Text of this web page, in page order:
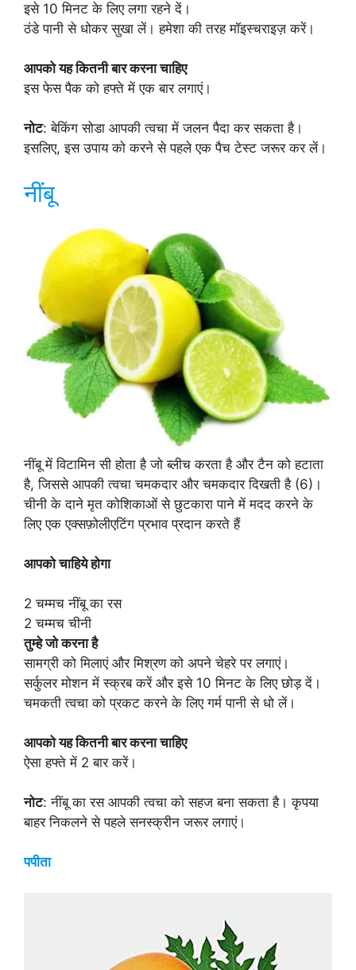
इसे 10 मिनट के लिए लगा रहने दें।
ठंडे पानी से धोकर सुखा लें। हमेशा की तरह मॉइस्चराइज़ करें।
आपको यह कितनी बार करना चाहिए
इस फेस पैक को हफ्ते में एक बार लगाएं।
नोट: बेकिंग सोडा आपकी त्वचा में जलन पैदा कर सकता है।
इसलिए, इस उपाय को करने से पहले एक पैच टेस्ट जरूर कर लें।
नींबू
नींबू में विटामिन सी होता है जो ब्लीच करता है और टैन को हटाता
है, जिससे आपकी त्वचा चमकदार और चमकदार दिखती है (6)।
चीनी के दाने मृत कोशिकाओं से छुटकारा पाने में मदद करने के
लिए एक एक्सफ़ोलीएटिंग प्रभाव प्रदान करते हैं
आपको चाहिये होगा
2 चम्मच नींबू का रस
2 चम्मच चीनी
तुम्हे जो करना है
सामग्री को मिलाएं और मिश्रण को अपने चेहरे पर लगाएं।
सर्कुलर मोशन में स्क्रब करें और इसे 10 मिनट के लिए छोड़ दें।
चमकती त्वचा को प्रकट करने के लिए गर्म पानी से धो लें।
आपको यह कितनी बार करना चाहिए
ऐसा हफ्ते में 2 बार करें।
नोट: नींबू का रस आपकी त्वचा को सहज बना सकता है। कृपया
बाहर निकलने से पहले सनस्क्रीन जरूर लगाएं।
पपीता